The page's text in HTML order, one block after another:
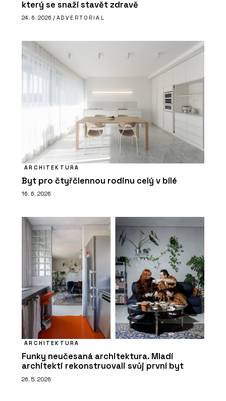
který se snaží stavět zdravě
24. 6. 2026 / ADVERTORIAL
ARCHITEKTURA
Byt pro čtyřčlennou rodinu celý v bílé
16. 6. 2026
ARCHITEKTURA
Funky neučesaná architektura. Mladí
architekti rekonstruovali svůj první byt
26. 5. 2026